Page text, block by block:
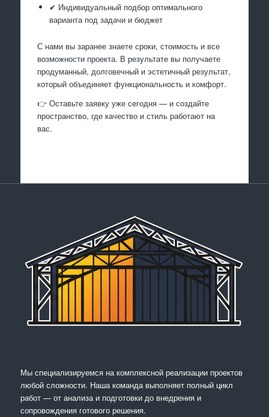
✔ Индивидуальный подбор оптимального
варианта под задачи и бюджет
С нами вы заранее знаете сроки, стоимость и все
возможности проекта. В результате вы получаете
продуманный, долговечный и эстетичный результат,
который объединяет функциональность и комфорт.
👉 Оставьте заявку уже сегодня — и создайте
пространство, где качество и стиль работают на
вас.
Мы специализируемся на комплексной реализации проектов
любой сложности. Наша команда выполняет полный цикл
работ — от анализа и подготовки до внедрения и
сопровождения готового решения.